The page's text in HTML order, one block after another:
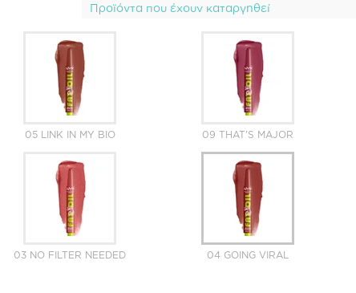
Προϊόντα που έχουν καταργηθεί
05 LINK IN MY BIO 09 THAT'S MAJOR
03 NO FILTER NEEDED 04 GOING VIRAL